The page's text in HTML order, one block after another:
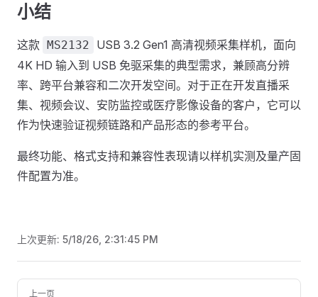
小结
这款 MS2132
USB 3.2 Gen1 高清视频采集样机，面向
4K HD 输入到 USB 免驱采集的典型需求，兼顾高分辨
率、跨平台兼容和二次开发空间。对于正在开发直播采
集、视频会议、安防监控或医疗影像设备的客户，它可以
作为快速验证视频链路和产品形态的参考平台。
最终功能、格式支持和兼容性表现请以样机实测及量产固
件配置为准。
上次更新: 5/18/26, 2:31:45 PM
Pager
上一页